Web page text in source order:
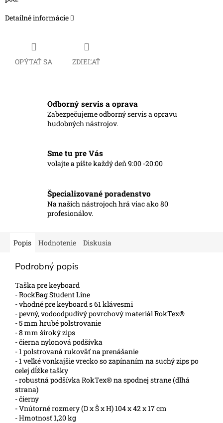
Detailné informácie
OPÝTAŤ SA ZDIEĽAŤ
Odborný servis a oprava
Zabezpečujeme odborný servis a opravu
hudobných nástrojov.
Sme tu pre Vás
volajte a píšte každý deň 9:00 -20:00
Špecializované poradenstvo
Na našich nástrojoch hrá viac ako 80
profesionálov.
Popis Hodnotenie Diskusia
Podrobný popis
Taška pre keyboard
- RockBag Student Line
- vhodné pre keyboard s 61 klávesmi
- pevný, vodoodpudivý povrchový materiál RokTex®
- 5 mm hrubé polstrovanie
- 8 mm široký zips
- čierna nylonová podšívka
- 1 polstrovaná rukoväť na prenášanie
- 1 veľké vonkajšie vrecko so zapínaním na suchý zips po
celej dĺžke tašky
- robustná podšívka RokTex® na spodnej strane (dlhá
strana)
- čierny
- Vnútorné rozmery (D x Š x H) 104 x 42 x 17 cm
- Hmotnosť 1,20 kg